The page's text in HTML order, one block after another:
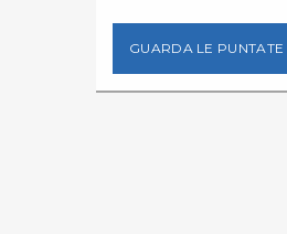
GUARDA LE PUNTATE